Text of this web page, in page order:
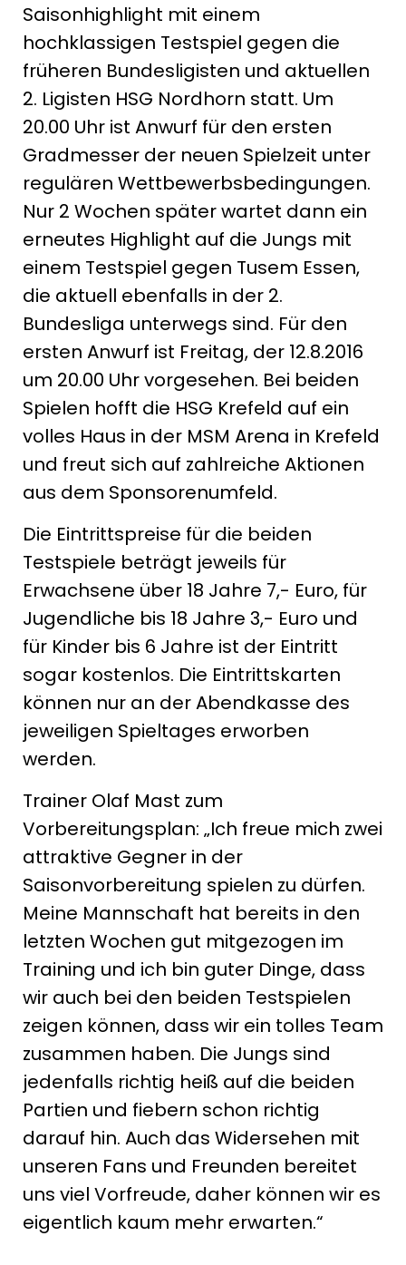
Saisonhighlight mit einem
hochklassigen Testspiel gegen die
früheren Bundesligisten und aktuellen
2. Ligisten HSG Nordhorn statt. Um
20.00 Uhr ist Anwurf für den ersten
Gradmesser der neuen Spielzeit unter
regulären Wettbewerbsbedingungen.
Nur 2 Wochen später wartet dann ein
erneutes Highlight auf die Jungs mit
einem Testspiel gegen Tusem Essen,
die aktuell ebenfalls in der 2.
Bundesliga unterwegs sind. Für den
ersten Anwurf ist Freitag, der 12.8.2016
um 20.00 Uhr vorgesehen. Bei beiden
Spielen hofft die HSG Krefeld auf ein
volles Haus in der MSM Arena in Krefeld
und freut sich auf zahlreiche Aktionen
aus dem Sponsorenumfeld.
Die Eintrittspreise für die beiden
Testspiele beträgt jeweils für
Erwachsene über 18 Jahre 7,- Euro, für
Jugendliche bis 18 Jahre 3,- Euro und
für Kinder bis 6 Jahre ist der Eintritt
sogar kostenlos. Die Eintrittskarten
können nur an der Abendkasse des
jeweiligen Spieltages erworben
werden.
Trainer Olaf Mast zum
Vorbereitungsplan: „Ich freue mich zwei
attraktive Gegner in der
Saisonvorbereitung spielen zu dürfen.
Meine Mannschaft hat bereits in den
letzten Wochen gut mitgezogen im
Training und ich bin guter Dinge, dass
wir auch bei den beiden Testspielen
zeigen können, dass wir ein tolles Team
zusammen haben. Die Jungs sind
jedenfalls richtig heiß auf die beiden
Partien und fiebern schon richtig
darauf hin. Auch das Widersehen mit
unseren Fans und Freunden bereitet
uns viel Vorfreude, daher können wir es
eigentlich kaum mehr erwarten.“